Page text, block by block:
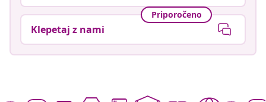
Priporočeno
Klepetaj z nami